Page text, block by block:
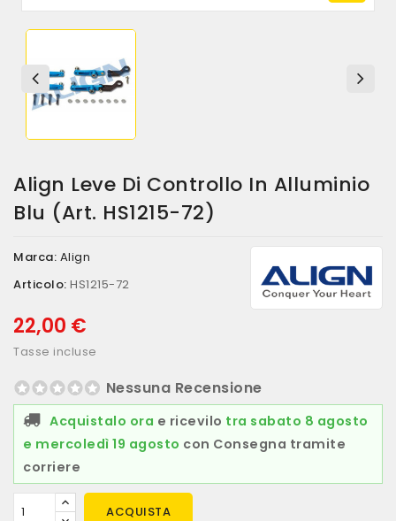
Align Leve Di Controllo In Alluminio
Blu (art. HS1215-72)
Marca: Align
Articolo: HS1215-72
22,00 €
Tasse incluse
Nessuna Recensione
Acquistalo ora e ricevilo tra sabato 8 agosto
e mercoledì 19 agosto con Consegna tramite
corriere
ACQUISTA